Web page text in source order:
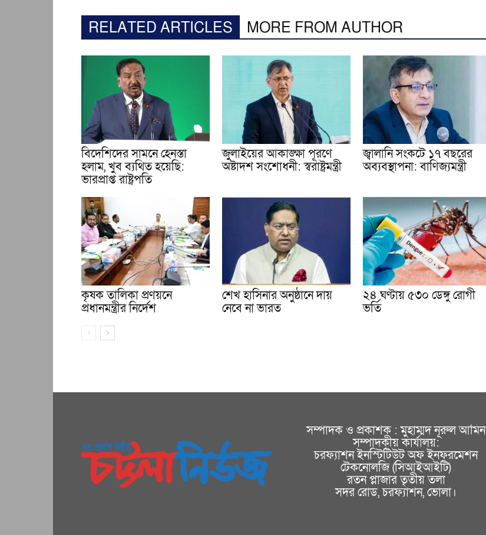
RELATED ARTICLES MORE FROM AUTHOR
বিদেশিদের সামনে হেনস্তা
হলাম, খুব ব্যথিত হয়েছি:
ভারপ্রাপ্ত রাষ্ট্রপতি
জুলাইয়ের আকাঙ্ক্ষা পূরণে
অষ্টাদশ সংশোধনী: স্বরাষ্ট্রমন্ত্রী
জ্বালানি সংকটে ১৭ বছরের
অব্যবস্থাপনা: বাণিজ্যমন্ত্রী
কৃষক তালিকা প্রণয়নে
প্রধানমন্ত্রীর নির্দেশ
শেখ হাসিনার অনুষ্ঠানে দায়
নেবে না ভারত
২৪ ঘণ্টায় ৫৩০ ডেঙ্গু রোগী
ভর্তি
সম্পাদক ও প্রকাশক : মুহাম্মদ নূরুল আমিন
সম্পাদকীয় কার্যালয়:
চরফ্যাশন ইনস্টিটিউট অফ ইনফরমেশন
টেকনোলজি (সিআইআইটি)
রতন প্লাজার তৃতীয় তলা
সদর রোড, চরফ্যাশন, ভোলা।